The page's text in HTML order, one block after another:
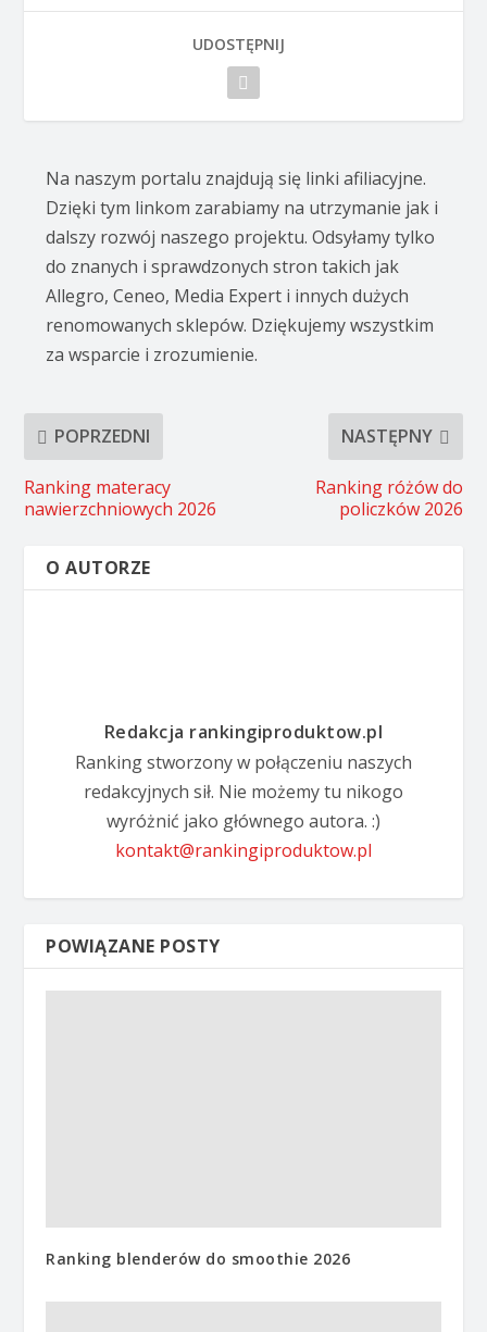
UDOSTĘPNIJ
Na naszym portalu znajdują się linki afiliacyjne.
Dzięki tym linkom zarabiamy na utrzymanie jak i
dalszy rozwój naszego projektu. Odsyłamy tylko
do znanych i sprawdzonych stron takich jak
Allegro, Ceneo, Media Expert i innych dużych
renomowanych sklepów. Dziękujemy wszystkim
za wsparcie i zrozumienie.
POPRZEDNI
Ranking materacy
nawierzchniowych 2026
NASTĘPNY
Ranking różów do
policzków 2026
O AUTORZE
Redakcja rankingiproduktow.pl
Ranking stworzony w połączeniu naszych
redakcyjnych sił. Nie możemy tu nikogo
wyróżnić jako głównego autora. :)
kontakt@rankingiproduktow.pl
POWIĄZANE POSTY
Ranking blenderów do smoothie 2026